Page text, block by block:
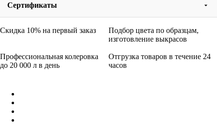
Сертификаты
Скидка 10% на первый заказ
Подбор цвета по образцам,
изготовление выкрасов
Профессиональная колеровка
до 20 000 л в день
Отгрузка товаров в течение 24
часов